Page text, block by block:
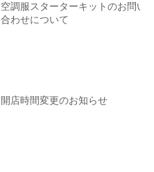
空調服スターターキットのお問い
合わせについて
開店時間変更のお知らせ